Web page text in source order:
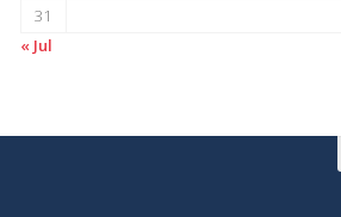
31
« Jul